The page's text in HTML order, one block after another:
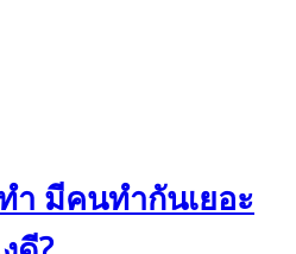
ำ มีคนทำกันเยอะ